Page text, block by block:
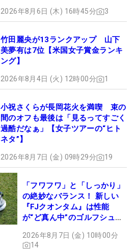
2026年8月6日 (木) 16時45分 3
竹田麗央が13ランクアップ 山下
美夢有は7位【米国女子賞金ランキ
ング】
2026年8月4日 (火) 12時00分 1
小祝さくらが長岡花火を満喫 束の
間のオフも最後は「見るってすごく
過酷だなぁ」【女子ツアーの“ヒト
ネタ”】
2026年8月7日 (金) 09時29分 19
「フワフワ」と「しっかり」
の絶妙なバランス！ 新しい
『FJクオンタム』は性能
が“ど真ん中”のゴルフシュー
2026年8月7日 (金) 10時00分
14